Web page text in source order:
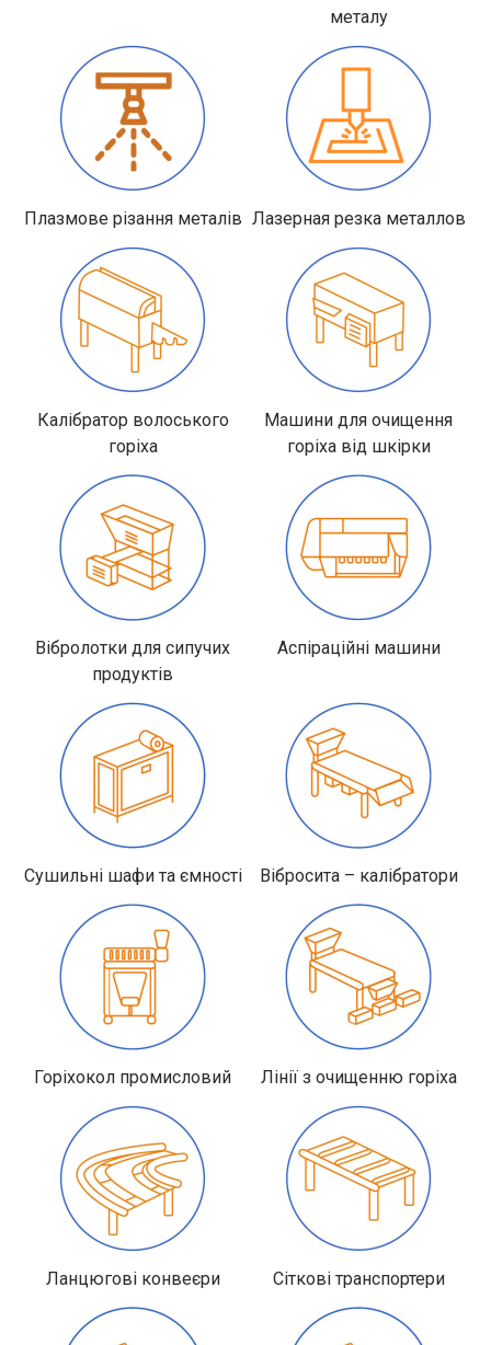
металу
Плазмове різання металів Лазерная резка металлов
Калібратор волоського
горіха
Машини для очищення
горіха від шкірки
Вібролотки для сипучих
продуктів
Аспіраційні машини
Сушильні шафи та ємності Вібросита – калібратори
Горіхокол промисловий Лінії з очищенню горіха
Ланцюгові конвеєри Сіткові транспортери